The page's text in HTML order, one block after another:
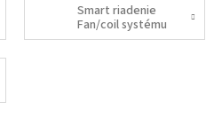
Smart riadenie
Fan/coil systému